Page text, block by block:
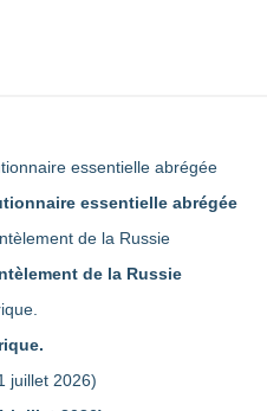
essentielle abrégée
de la Russie